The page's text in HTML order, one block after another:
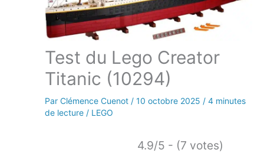
Test du Lego Creator
Titanic (10294)
Par Clémence Cuenot / 10 octobre 2025 / 4 minutes
de lecture / LEGO
4.9/5 - (7 votes)